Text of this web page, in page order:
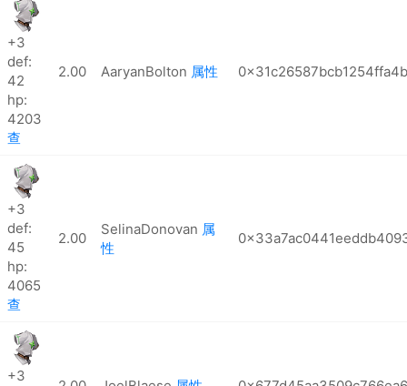
+3
def:
42
hp:
4203
查
2.00 AaryanBolton 属性
+3
def:
45
hp:
4065
查
2.00
SelinaDonovan 属
性
+3